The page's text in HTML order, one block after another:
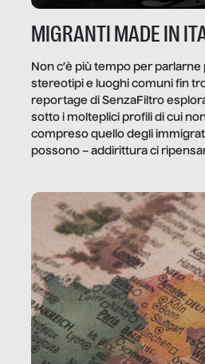
MIGRANTI MADE IN
Non c’è più tempo per
stereotipi e luoghi comuni fin
reportage di SenzaFiltro
sotto i molteplici profili di cui
compreso quello degli
possono – addirittura ci